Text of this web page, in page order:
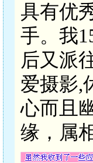
具有优
手。我
后又派
爱摄影,
心而且
缘，属